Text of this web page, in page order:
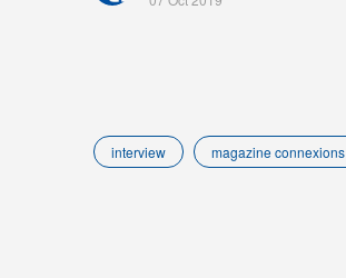
interview magazine connexions